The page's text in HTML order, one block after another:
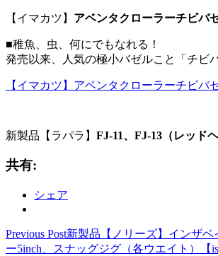
【イマカツ】 アベンタクローラーチビバ
■稚魚、虫、何にでもなれる！
発売以来、人気の極小バゼルこと「チビ
【イマカツ】アベンタクローラーチビバ
新製品【ラパラ】 FJ-11、FJ-13（レッド
共有:
シェア
Previous Post新製品【ノリーズ】インザベ
ー5inch、スナッグジグ（各ウエイト）【